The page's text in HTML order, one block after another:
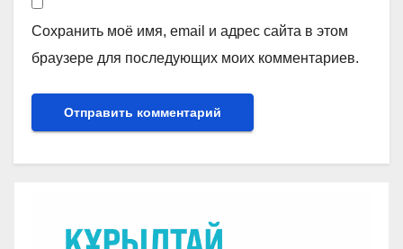
Сохранить моё имя, email и адрес сайта в этом
браузере для последующих моих комментариев.